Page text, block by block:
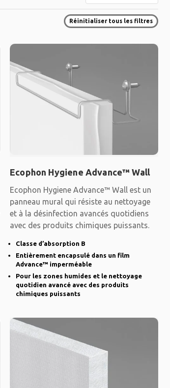
Réinitialiser tous les filtres
Ecophon Hygiene Advance™ Wall
Ecophon Hygiene Advance™ Wall est un
panneau mural qui résiste au nettoyage
et à la désinfection avancés quotidiens
avec des produits chimiques puissants.
Classe d’absorption B
Entièrement encapsulé dans un film
Advance™ imperméable
Pour les zones humides et le nettoyage
quotidien avancé avec des produits
chimiques puissants